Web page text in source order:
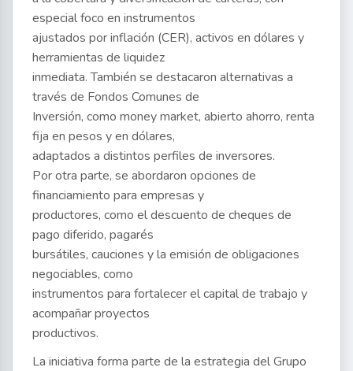
especial foco en instrumentos
ajustados por inflación (CER), activos en dólares y
herramientas de liquidez
inmediata. También se destacaron alternativas a
través de Fondos Comunes de
Inversión, como money market, abierto ahorro, renta
fija en pesos y en dólares,
adaptados a distintos perfiles de inversores.
Por otra parte, se abordaron opciones de
financiamiento para empresas y
productores, como el descuento de cheques de
pago diferido, pagarés
bursátiles, cauciones y la emisión de obligaciones
negociables, como
instrumentos para fortalecer el capital de trabajo y
acompañar proyectos
productivos.
La iniciativa forma parte de la estrategia del Grupo